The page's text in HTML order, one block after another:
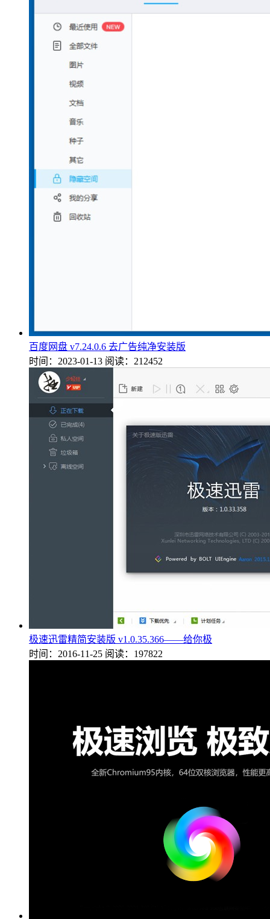
百度网盘 v7.24.0.6 去广告纯净安装版
时间：2023-01-13 阅读：212452
极速迅雷精简安装版 v1.0.35.366——给你极
时间：2016-11-25 阅读：197822